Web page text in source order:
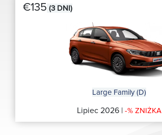
€135 (3 DNI)
Large Family (D)
Lipiec 2026 | -% ZNIŻKA